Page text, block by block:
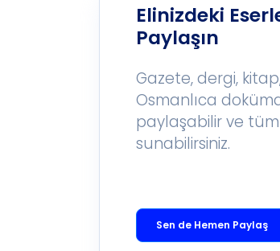
Elinizdeki
Paylaşın
Gazete, dergi,
Osmanlıca
paylaşabilir ve
sunabilirsiniz.
Sen de Hemen Paylaş